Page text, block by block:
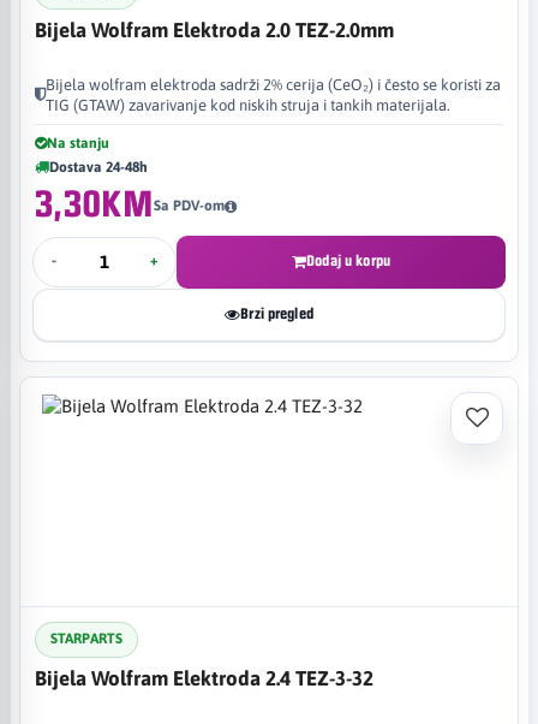
Bijela Wolfram Elektroda 2.0 TEZ-2.0mm
Bijela wolfram elektroda sadrži 2% cerija (CeO₂) i često se koristi za
TIG (GTAW) zavarivanje kod niskih struja i tankih materijala.
Na stanju
Dostava 24-48h
3,30KMSa PDV-om
- + Dodaj u korpu
Brzi pregled
STARPARTS
Bijela Wolfram Elektroda 2.4 TEZ-3-32